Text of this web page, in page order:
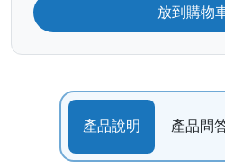
放到購物
產品說明 產品問